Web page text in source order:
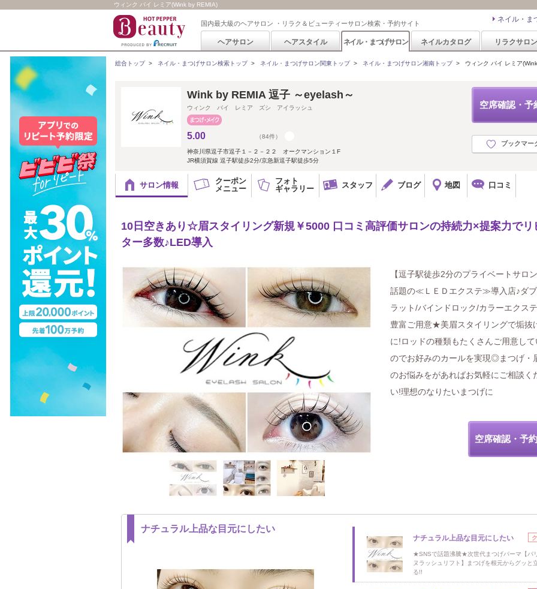
ウィンク バイ レミア(Wink by REMIA)
国内最大級のヘアサロン ・リラク＆ビューティーサロン検索・予約サイト ネイル・ま
ヘアサロン ヘアスタイル ネイル・まつげサロン ネイルカタログ リラクサロン
総合トップ> ネイル・まつげサロン検索トップ> ネイル・まつげサロン関東トップ> ネイル・まつげサロン湘南トップ> ウィンク バイ レミア
空席確認・予
ブックマー
Wink by REMIA 逗子 ～eyelash～
ウィンク バイ レミア ズシ アイラッシュ
5.00 （84件）
神奈川県逗子市逗子１－２－２２ オークマンション１F
JR横須賀線 逗子駅徒歩2分/京急新逗子駅徒歩5分
サロン情報
クーポン
メニュー
フォト
ギャラリー
スタッフ ブログ 地図 口コミ
10日空きあり☆眉スタイリング新規￥5000 口コミ高評価サロンの持続力×提案力でリ
ター多数♪LED導入
【逗子駅徒歩2分のプライベートサロ
話題の≪ＬＥＤエクステ≫導入店♪ダ
ラット/バインドロック/カラーエクス
豊富ご用意★美眉スタイリングで垢抜
に!ロッドの種類もたくさんご用意して
のでお好みのカールを実現◎まつげ・
のお悩みをがあればお気軽にご相談く
い!理想のなりたいまつげに
空席確認・予
ナチュラル上品な目元にしたい
ナチュラル上品な目元にしたい
★SNSで話題沸騰★次世代まつげパーマ【パ
ヌラッシュリフト】まつげを根元からグッと
る!!